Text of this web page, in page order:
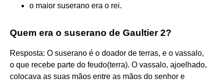
o maior suserano era o rei.
Quem era o suserano de Gaultier 2?
Resposta: O suserano é o doador de terras, e o vassalo,
o que recebe parte do feudo(terra). O vassalo, ajoelhado,
colocava as suas mãos entre as mãos do senhor e